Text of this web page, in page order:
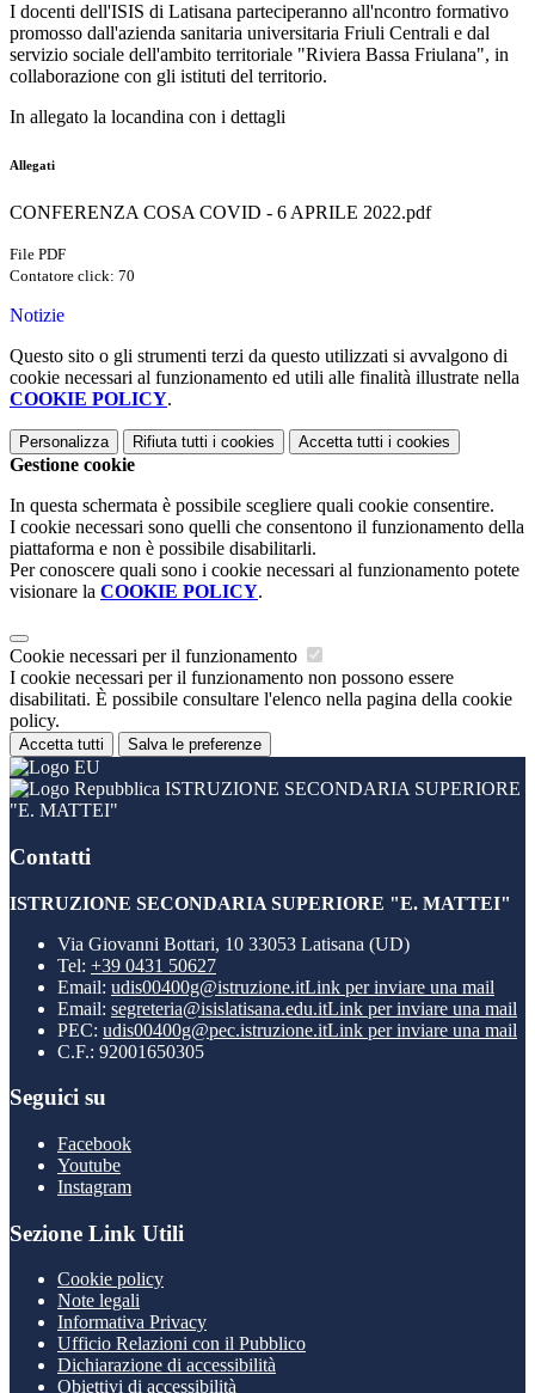
I docenti dell'ISIS di Latisana parteciperanno all'ncontro formativo
promosso dall'azienda sanitaria universitaria Friuli Centrali e dal
servizio sociale dell'ambito territoriale "Riviera Bassa Friulana", in
collaborazione con gli istituti del territorio.
In allegato la locandina con i dettagli
Allegati
CONFERENZA COSA COVID - 6 APRILE 2022.pdf
File PDF
Contatore click: 70
Notizie
Questo sito o gli strumenti terzi da questo utilizzati si avvalgono di
cookie necessari al funzionamento ed utili alle finalità illustrate nella
COOKIE POLICY.
Personalizza Rifiuta tutti i cookies Accetta tutti i cookies
Gestione cookie
In questa schermata è possibile scegliere quali cookie consentire.
I cookie necessari sono quelli che consentono il funzionamento della
piattaforma e non è possibile disabilitarli.
Per conoscere quali sono i cookie necessari al funzionamento potete
visionare la COOKIE POLICY.
Cookie necessari per il funzionamento
I cookie necessari per il funzionamento non possono essere
disabilitati. È possibile consultare l'elenco nella pagina della cookie
policy.
Accetta tutti Salva le preferenze
ISTRUZIONE SECONDARIA SUPERIORE
"E. MATTEI"
Contatti
ISTRUZIONE SECONDARIA SUPERIORE "E. MATTEI"
Via Giovanni Bottari, 10 33053 Latisana (UD)
Tel: +39 0431 50627
Email: udis00400g@istruzione.itLink per inviare una mail
Email: segreteria@isislatisana.edu.itLink per inviare una mail
PEC: udis00400g@pec.istruzione.itLink per inviare una mail
C.F.: 92001650305
Seguici su
Facebook
Youtube
Instagram
Sezione Link Utili
Cookie policy
Note legali
Informativa Privacy
Ufficio Relazioni con il Pubblico
Dichiarazione di accessibilità
Obiettivi di accessibilità